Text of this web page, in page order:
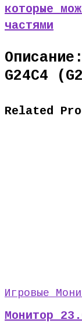
которые
частями
G24C4
Related
Игровые
Монитор